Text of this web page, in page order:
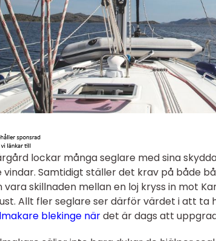
lockar många seglare med sina
vindar. Samtidigt ställer det krav på både
vara skillnaden mellan en loj kryss in mot
Allt fler seglare ser därför värdet i att ta
blekinge närdet är dags att